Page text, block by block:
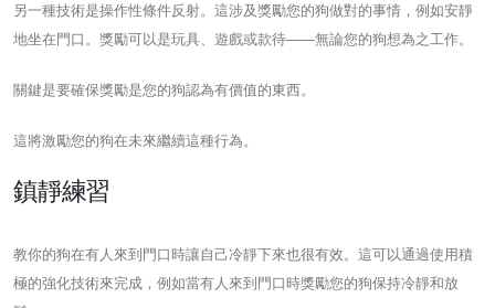
另一種技術是操作性條件反射。這涉及獎勵您的狗做對的事情，例如安靜
地坐在門口。獎勵可以是玩具、遊戲或款待——無論您的狗想為之工作。
關鍵是要確保獎勵是您的狗認為有價值的東西。
這將激勵您的狗在未來繼續這種行為。
鎮靜練習
教你的狗在有人來到門口時讓自己冷靜下來也很有效。這可以通過使用積
極的強化技術來完成，例如當有人來到門口時獎勵您的狗保持冷靜和放